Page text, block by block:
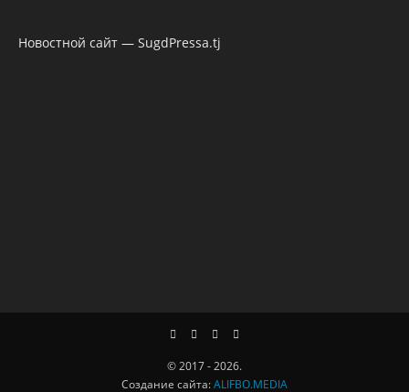
Новостной сайт — SugdPressa.tj
© 2017 - 2026.
Создание сайта:ALIFBO.MEDIA